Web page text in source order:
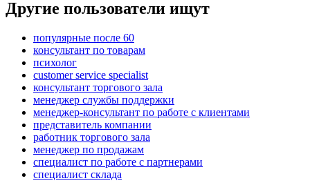
Другие пользователи ищут
популярные после 60
консультант по товарам
психолог
customer service specialist
консультант торгового зала
менеджер службы поддержки
менеджер-консультант по работе с клиентами
представитель компании
работник торгового зала
менеджер по продажам
специалист по работе с партнерами
специалист склада